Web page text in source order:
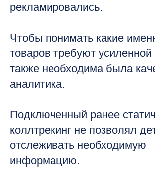
рекламировались.
Чтобы понимать какие
товаров требуют
также необходима была
аналитика.
Подключенный ранее
коллтрекинг не позволял
отслеживать необходимую
информацию.